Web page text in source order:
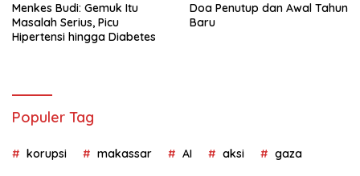
Menkes Budi: Gemuk Itu
Masalah Serius, Picu
Hipertensi hingga Diabetes
Doa Penutup dan Awal Tahun
Baru
Populer Tag
korupsi makassar AI aksi gaza